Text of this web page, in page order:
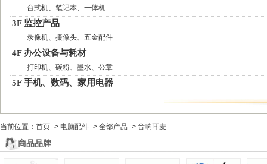
台式机、笔记本、一体机
3F 监控产品
录像机、摄像头、五金配件
4F 办公设备与耗材
打印机、碳粉、墨水、公章
5F 手机、数码、家用电器
6F 软件产品
收银系统、ERP定制、网站源码
7F 维修服务
当前位置： 首页 -> 电脑配件 -> 全部产品 -> 音响耳麦
商品品牌